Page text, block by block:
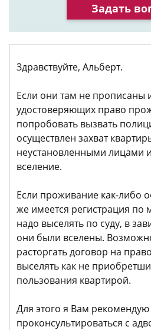
Задать
Здравствуйте, Альберт.
Если они там не прописаны
удостоверяющих право
попробовать вызвать
осуществлен захват
неустановленными лицами
вселение.
Если проживание как-либо
же имеется регистрация по
надо выселять по суду, в
они были вселены.
расторгать договор на
выселять как не
пользования квартирой.
Для этого я Вам рекомендую
проконсультироваться с